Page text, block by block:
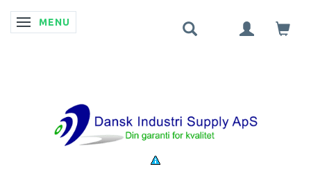
SKIFTE NAVIGATION
MENU